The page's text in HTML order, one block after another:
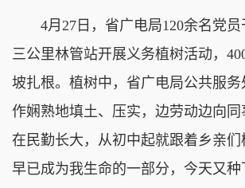
4月27日，省广电局120余名党员
三公里林管站开展义务植树活动，
坡扎根。植树中，省广电局公共服
作娴熟地填土、压实，边劳动边向同
在民勤长大，从初中起就跟着乡亲
早已成为我生命的一部分，今天又种